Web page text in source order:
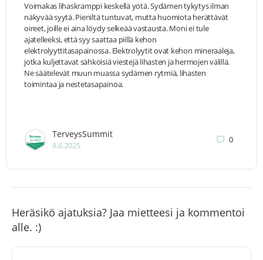
Voimakas lihaskramppi keskellä yötä. Sydämen tykytys ilman
näkyvää syytä. Pieniltä tuntuvat, mutta huomiota herättävät
oireet, joille ei aina löydy selkeää vastausta. Moni ei tule
ajatelleeksi, että syy saattaa piillä kehon
elektrolyyttitasapainossa. Elektrolyytit ovat kehon mineraaleja,
jotka kuljettavat sähköisiä viestejä lihasten ja hermojen välillä.
Ne säätelevät muun muassa sydämen rytmiä, lihasten
toimintaa ja nestetasapainoa.
TerveysSummit
8.6.2025
0
Heräsikö ajatuksia? Jaa mietteesi ja kommentoi
alle. :)